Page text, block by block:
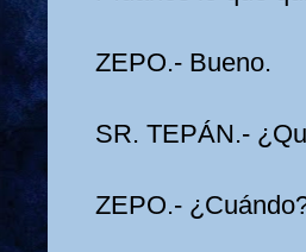
ZEPO.- Bueno.
SR. TEPÁN.-
ZEPO.-